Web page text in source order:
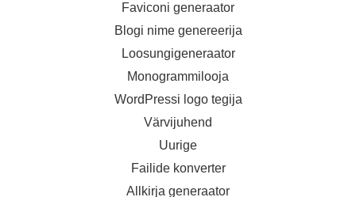
Faviconi generaator
Blogi nime genereerija
Loosungigeneraator
Monogrammilooja
WordPressi logo tegija
Värvijuhend
Uurige
Failide konverter
Allkirja generaator